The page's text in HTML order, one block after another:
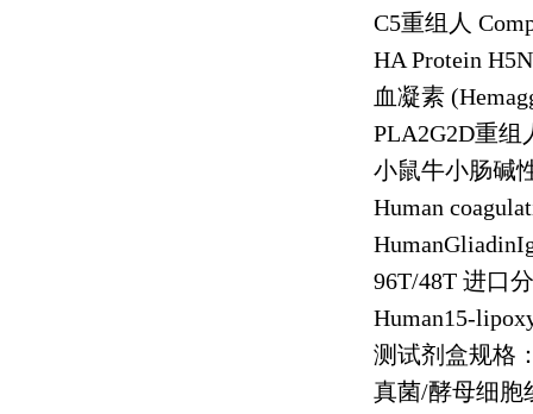
C5重组人
HA Protein
血凝素
PLA2G2D重组
小鼠牛小肠碱
Human
96T/48T 进口
Human15-
测试剂盒规格
真菌/酵母细胞